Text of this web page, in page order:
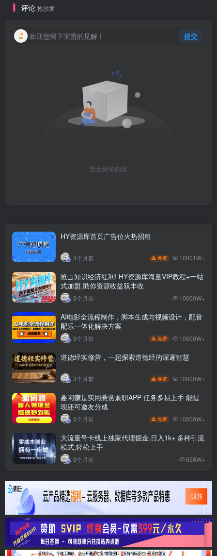
评论 抢沙发
欢迎您留下宝贵的见解！ 提交
暂无评论内容
HY资源库首页广告位火热招租
3个月前 免费 10001W+
抢占知识经济红利! HY资源库海量VIP教程+一站
式加盟,助你资源收益双丰收
3个月前 10000W+
AI电影全流程制作，脚本生成与视频设计，配音
配乐一体化解决方案
3个月前 免费 10000W+
道德经实修营，一起探索道德经的深邃智慧
3个月前 免费 10000W+
趣闲赚是实用悬赏兼职APP 任务多易上手 能提
现还可邀友分成
3个月前 免费 10000W+
大流量号卡线上独家代理掘金,日入1k+ 多种引流
模式,轻松上手
3个月前 658W+